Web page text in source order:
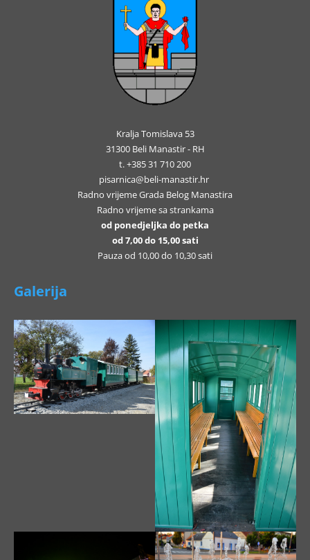
Kralja Tomislava 53
31300 Beli Manastir - RH
t. +385 31 710 200
pisarnica@beli-manastir.hr
Radno vrijeme Grada Belog Manastira
Radno vrijeme sa strankama
od ponedjeljka do petka
od 7,00 do 15,00 sati
Pauza od 10,00 do 10,30 sati
Galerija